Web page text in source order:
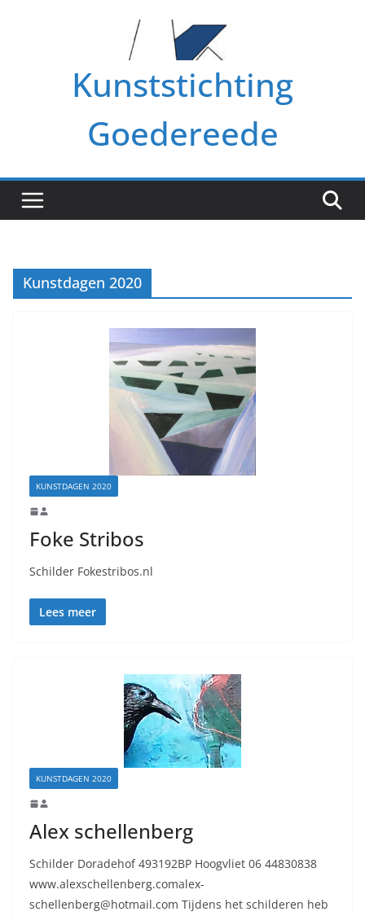
Kunststichting
Goedereede
Kunstdagen 2020
KUNSTDAGEN 2020
Foke Stribos
Schilder Fokestribos.nl
Lees meer
KUNSTDAGEN 2020
Alex schellenberg
Schilder Doradehof 493192BP Hoogvliet 06 44830838
www.alexschellenberg.comalex-
schellenberg@hotmail.com Tijdens het schilderen heb